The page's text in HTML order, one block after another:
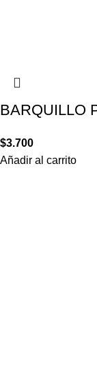
BARQUILLO
$3.700
Añadir al carrito